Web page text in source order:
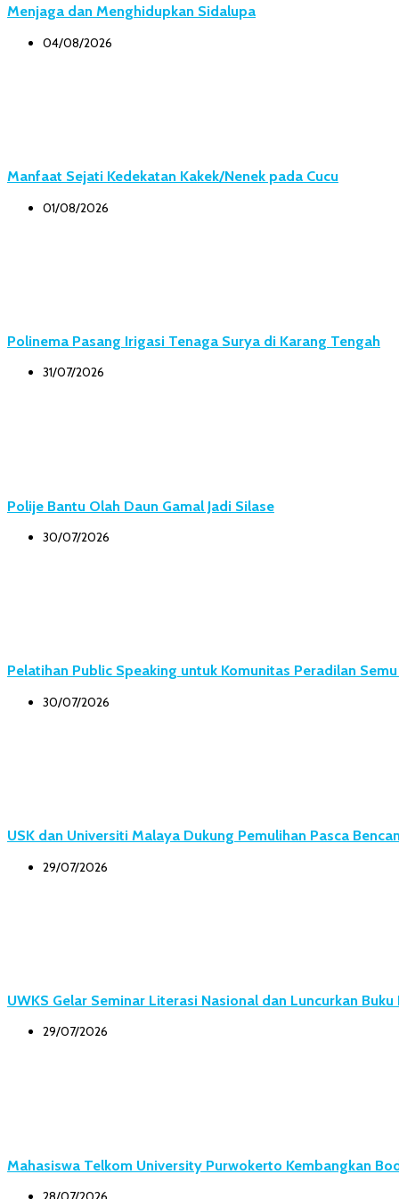
Menjaga dan Menghidupkan Sidalupa
04/08/2026
Manfaat Sejati Kedekatan Kakek/Nenek pada Cucu
01/08/2026
Polinema Pasang Irigasi Tenaga Surya di Karang Tengah
31/07/2026
Polije Bantu Olah Daun Gamal Jadi Silase
30/07/2026
Pelatihan Public Speaking untuk Komunitas Peradilan
30/07/2026
USK dan Universiti Malaya Dukung Pemulihan Pasca
29/07/2026
UWKS Gelar Seminar Literasi Nasional dan Luncurkan
29/07/2026
Mahasiswa Telkom University Purwokerto Kembangkan